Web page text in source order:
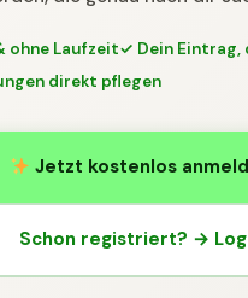
ohne Laufzeit✓ Dein Eintrag,
direkt pflegen
Jetzt kostenlos
Schon registriert? →